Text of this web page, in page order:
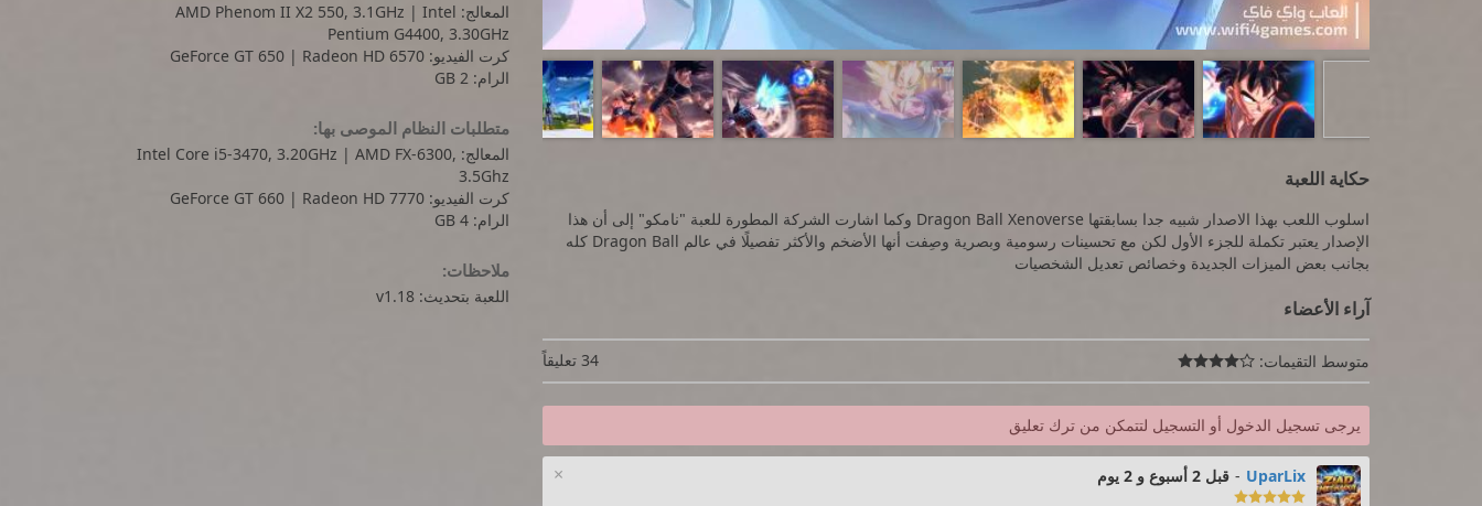
حكاية اللعبة
اسلوب اللعب بهذا الاصدار شبيه جدا بسابقتها Dragon Ball Xenoverse وكما اشارت الشركة المطورة للعبة "نامكو" إلى أن هذا
الإصدار يعتبر تكملة للجزء الأول لكن مع تحسينات رسومية وبصرية وصِفت أنها الأضخم والأكثر تفصيلًا في عالم Dragon Ball كله
بجانب بعض الميزات الجديدة وخصائص تعديل الشخصيات
آراء الأعضاء
متوسط التقيمات:  34 تعليقاً
يرجى تسجيل الدخول أو التسجيل لتتمكن من ترك تعليق
× UparLix
- قبل 2 أسبوع و 2 يوم

المعالج: AMD Phenom II X2 550, 3.1GHz | Intel
Pentium G4400, 3.30GHz
كرت الفيديو: GeForce GT 650 | Radeon HD 6570
الرام: 2 GB
متطلبات النظام الموصى بها:
المعالج: Intel Core i5-3470, 3.20GHz | AMD FX-6300,
3.5Ghz
كرت الفيديو: GeForce GT 660 | Radeon HD 7770
الرام: 4 GB
ملاحظات:
اللعبة بتحديث: v1.18